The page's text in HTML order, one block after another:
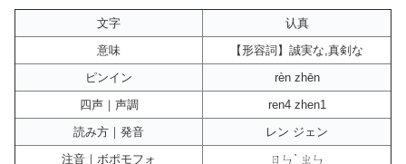
文字
认真
意味
【形容詞】誠実な,真剣な
ピンイン
rèn zhēn
四声｜声調
ren4 zhen1
読み方｜発音
レン ジェン
注音｜ボポモフォ
ㄖㄣˋ ㄓㄣ